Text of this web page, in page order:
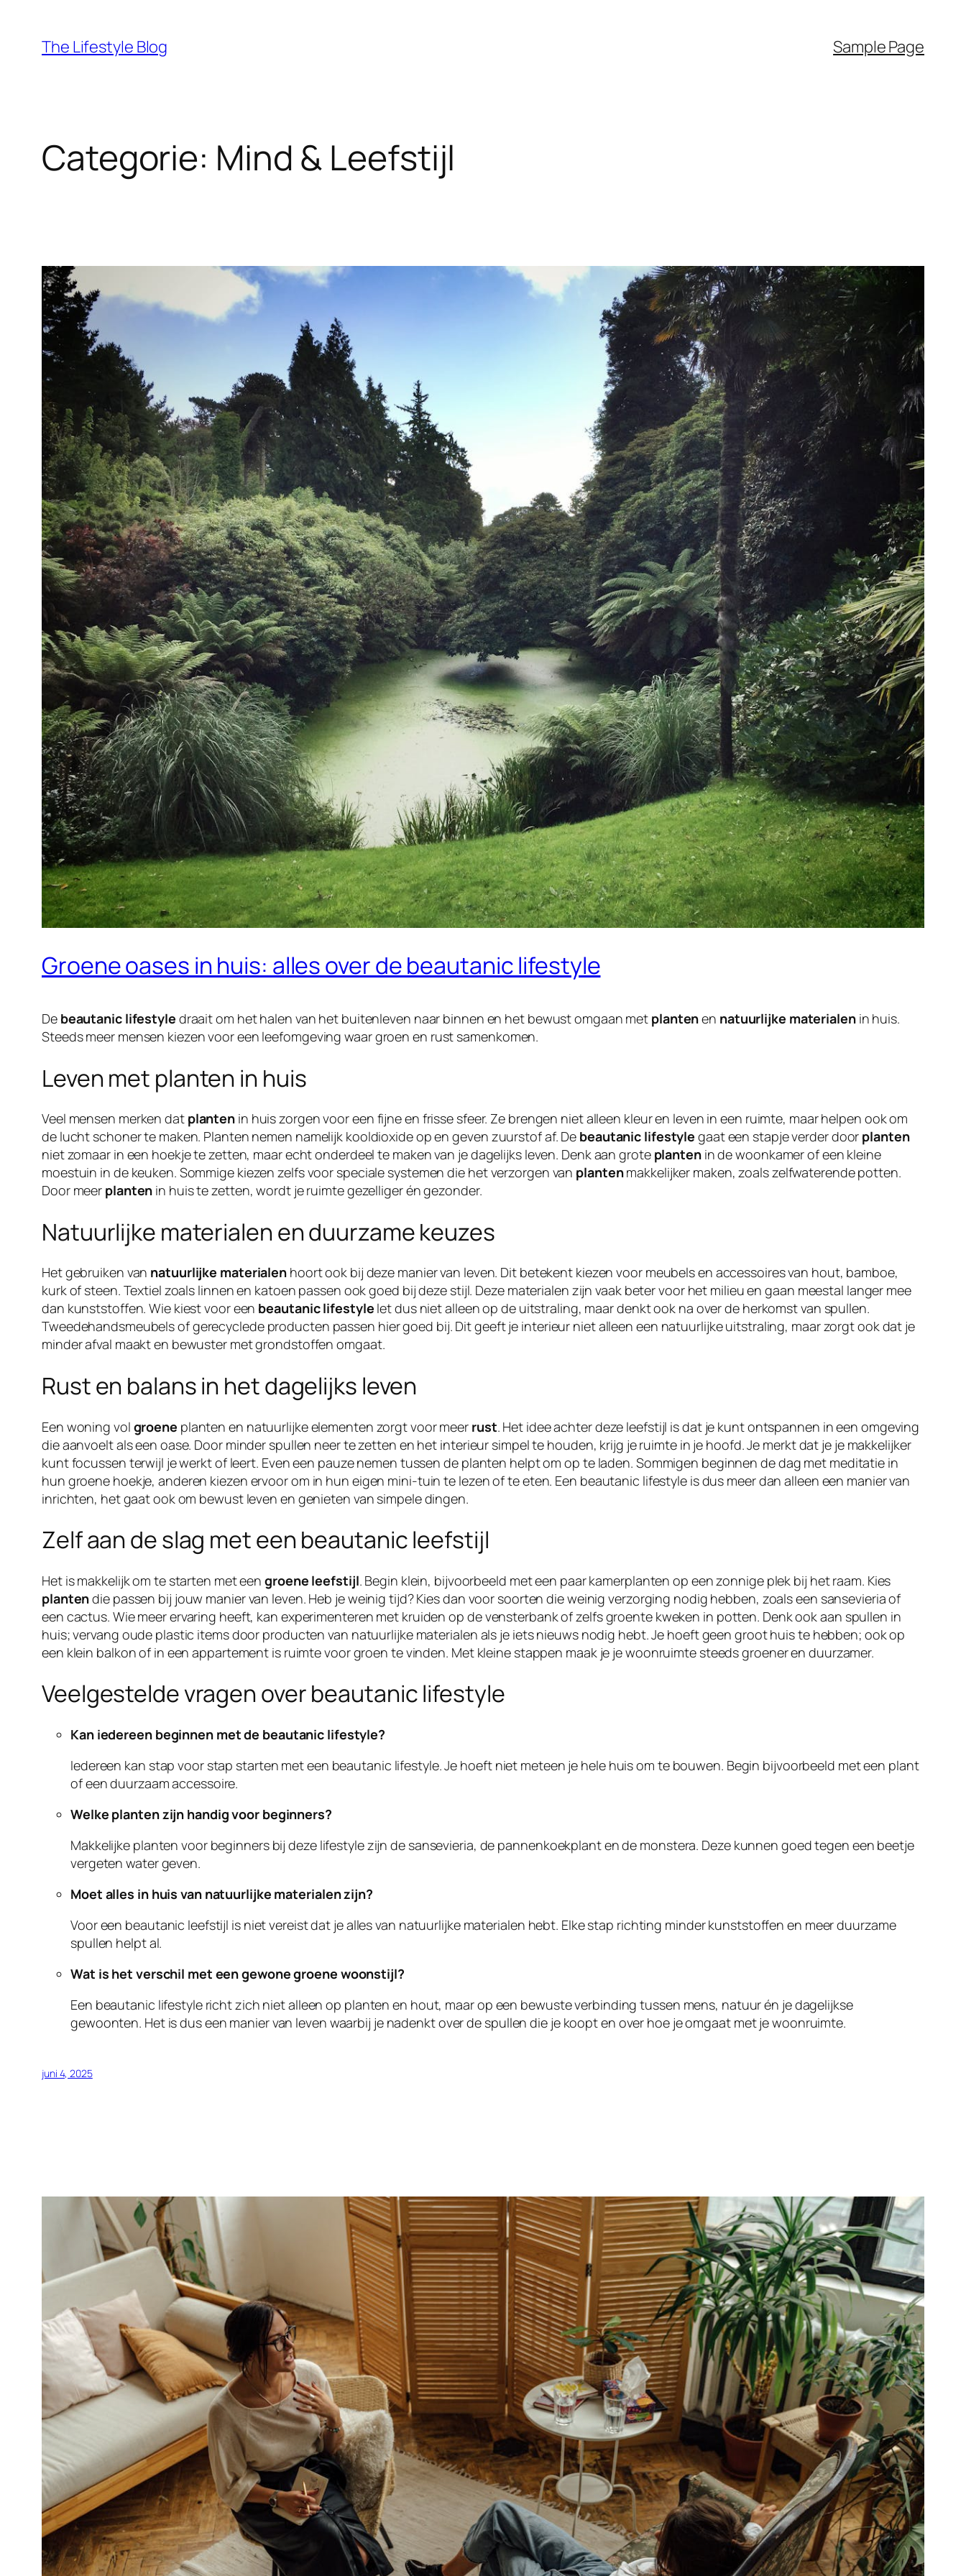
The Lifestyle Blog Sample Page
Categorie: Mind & Leefstijl
Groene oases in huis: alles over de beautanic lifestyle
De beautanic lifestyle draait om het halen van het buitenleven naar binnen en het bewust omgaan met plantenen natuurlijke materialenin huis.
Steeds meer mensen kiezen voor een leefomgeving waar groen en rust samenkomen.
Leven met planten in huis
Veel mensen merken dat planten in huis zorgen voor een fijne en frisse sfeer. Ze brengen niet alleen kleur en leven in een ruimte, maar helpen ook om
de lucht schoner te maken. Planten nemen namelijk kooldioxide op en geven zuurstof af. De beautanic lifestyle gaat een stapje verder door planten
niet zomaar in een hoekje te zetten, maar echt onderdeel te maken van je dagelijks leven. Denk aan grote plantenin de woonkamer of een kleine
moestuin in de keuken. Sommige kiezen zelfs voor speciale systemen die het verzorgen van plantenmakkelijker maken, zoals zelfwaterende potten.
Door meer planten in huis te zetten, wordt je ruimte gezelliger én gezonder.
Natuurlijke materialen en duurzame keuzes
Het gebruiken van natuurlijke materialen hoort ook bij deze manier van leven. Dit betekent kiezen voor meubels en accessoires van hout, bamboe,
kurk of steen. Textiel zoals linnen en katoen passen ook goed bij deze stijl. Deze materialen zijn vaak beter voor het milieu en gaan meestal langer mee
dan kunststoffen. Wie kiest voor een beautanic lifestyle let dus niet alleen op de uitstraling, maar denkt ook na over de herkomst van spullen.
Tweedehandsmeubels of gerecyclede producten passen hier goed bij. Dit geeft je interieur niet alleen een natuurlijke uitstraling, maar zorgt ook dat je
minder afval maakt en bewuster met grondstoffen omgaat.
Rust en balans in het dagelijks leven
Een woning vol groene planten en natuurlijke elementen zorgt voor meer rust. Het idee achter deze leefstijl is dat je kunt ontspannen in een omgeving
die aanvoelt als een oase. Door minder spullen neer te zetten en het interieur simpel te houden, krijg je ruimte in je hoofd. Je merkt dat je je makkelijker
kunt focussen terwijl je werkt of leert. Even een pauze nemen tussen de planten helpt om op te laden. Sommigen beginnen de dag met meditatie in
hun groene hoekje, anderen kiezen ervoor om in hun eigen mini-tuin te lezen of te eten. Een beautanic lifestyle is dus meer dan alleen een manier van
inrichten, het gaat ook om bewust leven en genieten van simpele dingen.
Zelf aan de slag met een beautanic leefstijl
Het is makkelijk om te starten met eengroene leefstijl. Begin klein, bijvoorbeeld met een paar kamerplanten op een zonnige plek bij het raam. Kies
plantendie passen bij jouw manier van leven. Heb je weinig tijd? Kies dan voor soorten die weinig verzorging nodig hebben, zoals een sansevieria of
een cactus. Wie meer ervaring heeft, kan experimenteren met kruiden op de vensterbank of zelfs groente kweken in potten. Denk ook aan spullen in
huis; vervang oude plastic items door producten van natuurlijke materialen als je iets nieuws nodig hebt. Je hoeft geen groot huis te hebben; ook op
een klein balkon of in een appartement is ruimte voor groen te vinden. Met kleine stappen maak je je woonruimte steeds groener en duurzamer.
Veelgestelde vragen over beautanic lifestyle
Kan iedereen beginnen met de beautanic lifestyle?
Iedereen kan stap voor stap starten met een beautanic lifestyle. Je hoeft niet meteen je hele huis om te bouwen. Begin bijvoorbeeld met een plant
of een duurzaam accessoire.
Welke planten zijn handig voor beginners?
Makkelijke planten voor beginners bij deze lifestyle zijn de sansevieria, de pannenkoekplant en de monstera. Deze kunnen goed tegen een beetje
vergeten water geven.
Moet alles in huis van natuurlijke materialen zijn?
Voor een beautanic leefstijl is niet vereist dat je alles van natuurlijke materialen hebt. Elke stap richting minder kunststoffen en meer duurzame
spullen helpt al.
Wat is het verschil met een gewone groene woonstijl?
Een beautanic lifestyle richt zich niet alleen op planten en hout, maar op een bewuste verbinding tussen mens, natuur én je dagelijkse
gewoonten. Het is dus een manier van leven waarbij je nadenkt over de spullen die je koopt en over hoe je omgaat met je woonruimte.
juni 4, 2025